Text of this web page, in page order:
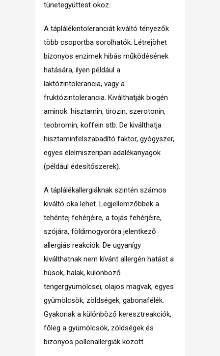
tünetegyüttest okoz.
A táplálékintoleranciát kiváltó tényezők
több csoportba sorolhatók. Létrejöhet
bizonyos enzimek hibás működésének
hatására, ilyen például a
laktózintolerancia, vagy a
fruktózintolerancia. Kiválthatják biogén
aminok: hisztamin, tirozin, szerotonin,
teobromin, koffein stb. De kiválthatja
hisztaminfelszabadító faktor, gyógyszer,
egyes élelmiszeripari adalékanyagok
(például édesítőszerek).
A táplálékallergiáknak szintén számos
kiváltó oka lehet. Legjellemzőbbek a
tehéntej fehérjéire, a tojás fehérjéire,
szójára, földimogyoróra jelentkező
allergiás reakciók. De ugyanígy
kiválthatnak nem kívánt allergén hatást a
húsok, halak, különböző
tengergyümölcsei, olajos magvak, egyes
gyümölcsök, zöldségek, gabonafélék.
Gyakoriak a különböző keresztreakciók,
főleg a gyümölcsök, zöldségek és
bizonyos pollenallergiák között.